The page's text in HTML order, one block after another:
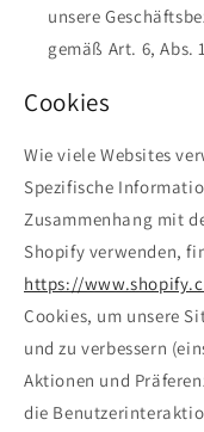
unsere
gemäß Art. 6, Abs.
Cookies
Wie viele Websites
Spezifische
Zusammenhang mit
Shopify verwenden,
https://
Cookies, um unsere
und zu verbessern
Aktionen und
die